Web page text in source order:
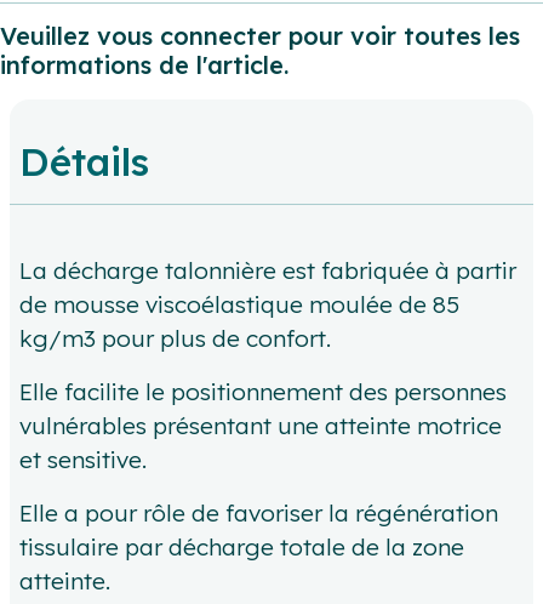
Veuillez vous connecter pour voir toutes les
informations de l'article.
Détails
La décharge talonnière est fabriquée à partir
de mousse viscoélastique moulée de 85
kg/m3 pour plus de confort.
Elle facilite le positionnement des personnes
vulnérables présentant une atteinte motrice
et sensitive.
Elle a pour rôle de favoriser la régénération
tissulaire par décharge totale de la zone
atteinte.